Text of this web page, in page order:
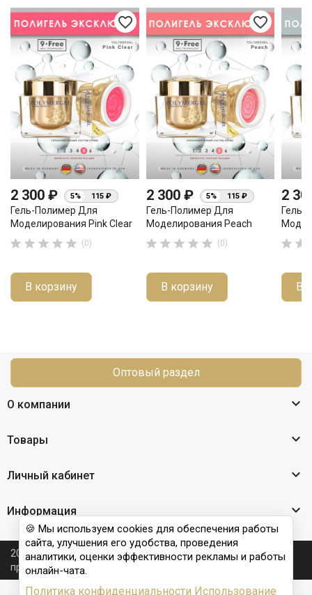
favorite_border
2 300 ₽ 5% 115 ₽
Гель-Полимер Для
Моделирования Pink Clear
     (0)
В корзину
favorite_border
2 300 ₽ 5% 115 ₽
Гель-Полимер Для
Моделирования Peach
     (0)
В корзину
2
Гель-
 
В
Оптовый раздел
О компании 
Товары 
Личный кабинет 
Информация 
2026 © Nail Club professional - официальный сайт
производителя бренда для наращивания ногтей
🍪 Мы используем cookies для обеспечения работы
сайта, улучшения его удобства, проведения
аналитики, оценки эффективности рекламы и работы
онлайн-чата.
Политика конфиденциальности Использование